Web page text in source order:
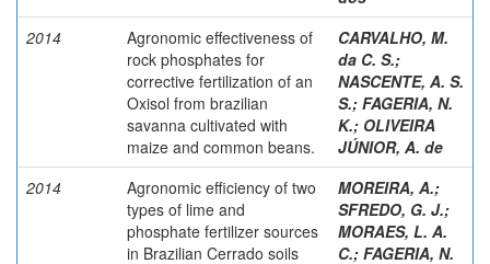
2014
Agronomic effectiveness of
rock phosphates for
corrective fertilization of an
Oxisol from brazilian
savanna cultivated with
maize and common beans.
CARVALHO, M.
da C. S.;
NASCENTE, A. S.
S.; FAGERIA, N.
K.; OLIVEIRA
JÚNIOR, A. de
2014
Agronomic efficiency of two
types of lime and
phosphate fertilizer sources
in Brazilian Cerrado soils
MOREIRA, A.;
SFREDO, G. J.;
MORAES, L. A.
C.; FAGERIA, N.